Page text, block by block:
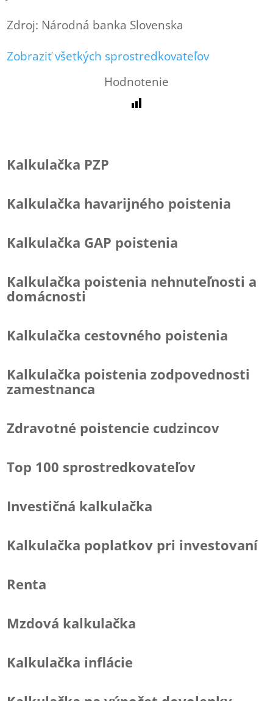
Zdroj: Národná banka Slovenska
Zobraziť všetkých sprostredkovateľov
Hodnotenie
Kalkulačka PZP
Kalkulačka havarijného poistenia
Kalkulačka GAP poistenia
Kalkulačka poistenia nehnuteľnosti a
domácnosti
Kalkulačka cestovného poistenia
Kalkulačka poistenia zodpovednosti
zamestnanca
Zdravotné poistencie cudzincov
Top 100 sprostredkovateľov
Investičná kalkulačka
Kalkulačka poplatkov pri investovaní
Renta
Mzdová kalkulačka
Kalkulačka inflácie